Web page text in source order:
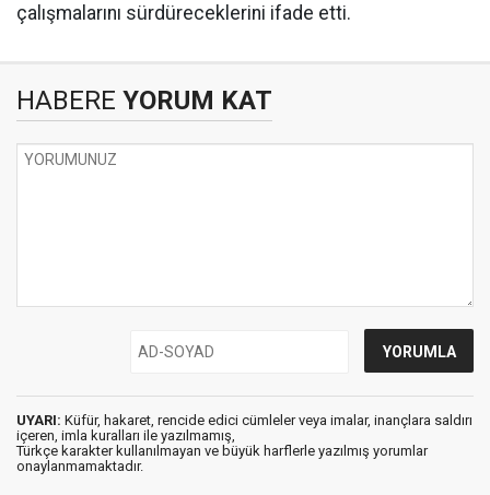
çalışmalarını sürdüreceklerini ifade etti.
HABERE YORUM KAT
UYARI: Küfür, hakaret, rencide edici cümleler veya imalar, inançlara saldırı
içeren, imla kuralları ile yazılmamış,
Türkçe karakter kullanılmayan ve büyük harflerle yazılmış yorumlar
onaylanmamaktadır.